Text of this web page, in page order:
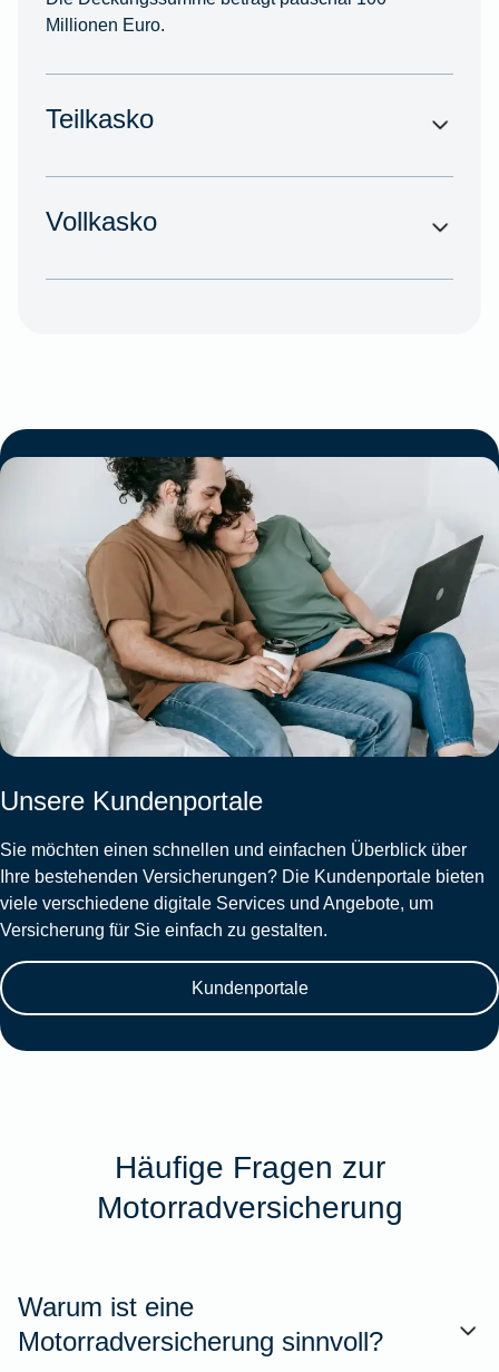
Millionen Euro.
Teilkasko
Vollkasko
Unsere Kundenportale
Sie möchten einen schnellen und einfachen Überblick über
Ihre bestehenden Versicherungen? Die Kundenportale bieten
viele verschiedene digitale Services und Angebote, um
Versicherung für Sie einfach zu gestalten.
Kundenportale
Häufige Fragen zur
Motorradversicherung
Warum ist eine
Motorradversicherung sinnvoll?